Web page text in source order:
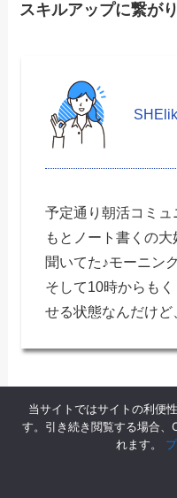
スキルアップに繋が
予定通り朝活コミュ
もとノート書くの
聞いてた♪モーニン
そして10時からも
せる状態なんだけど
当サイトではサイトの利便
す。引き続き閲覧する場合
れます。